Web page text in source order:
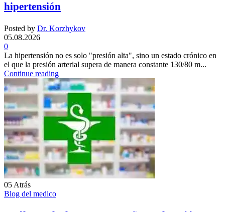
hipertensión
Posted by Dr. Korzhykov
05.08.2026
0
La hipertensión no es solo "presión alta", sino un estado crónico en
el que la presión arterial supera de manera constante 130/80 m...
Continue reading
05Atrás
Blog del medico